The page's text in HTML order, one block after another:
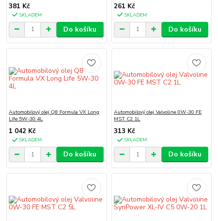
381 Kč
SKLADEM
Do košíku
261 Kč
SKLADEM
Do košíku
Automobilový olej Q8 Formula VX Long
Life 5W-30 4L
1 042 Kč
SKLADEM
Do košíku
Automobilový olej Valvoline 0W-30 FE
MST C2 1L
313 Kč
SKLADEM
Do košíku